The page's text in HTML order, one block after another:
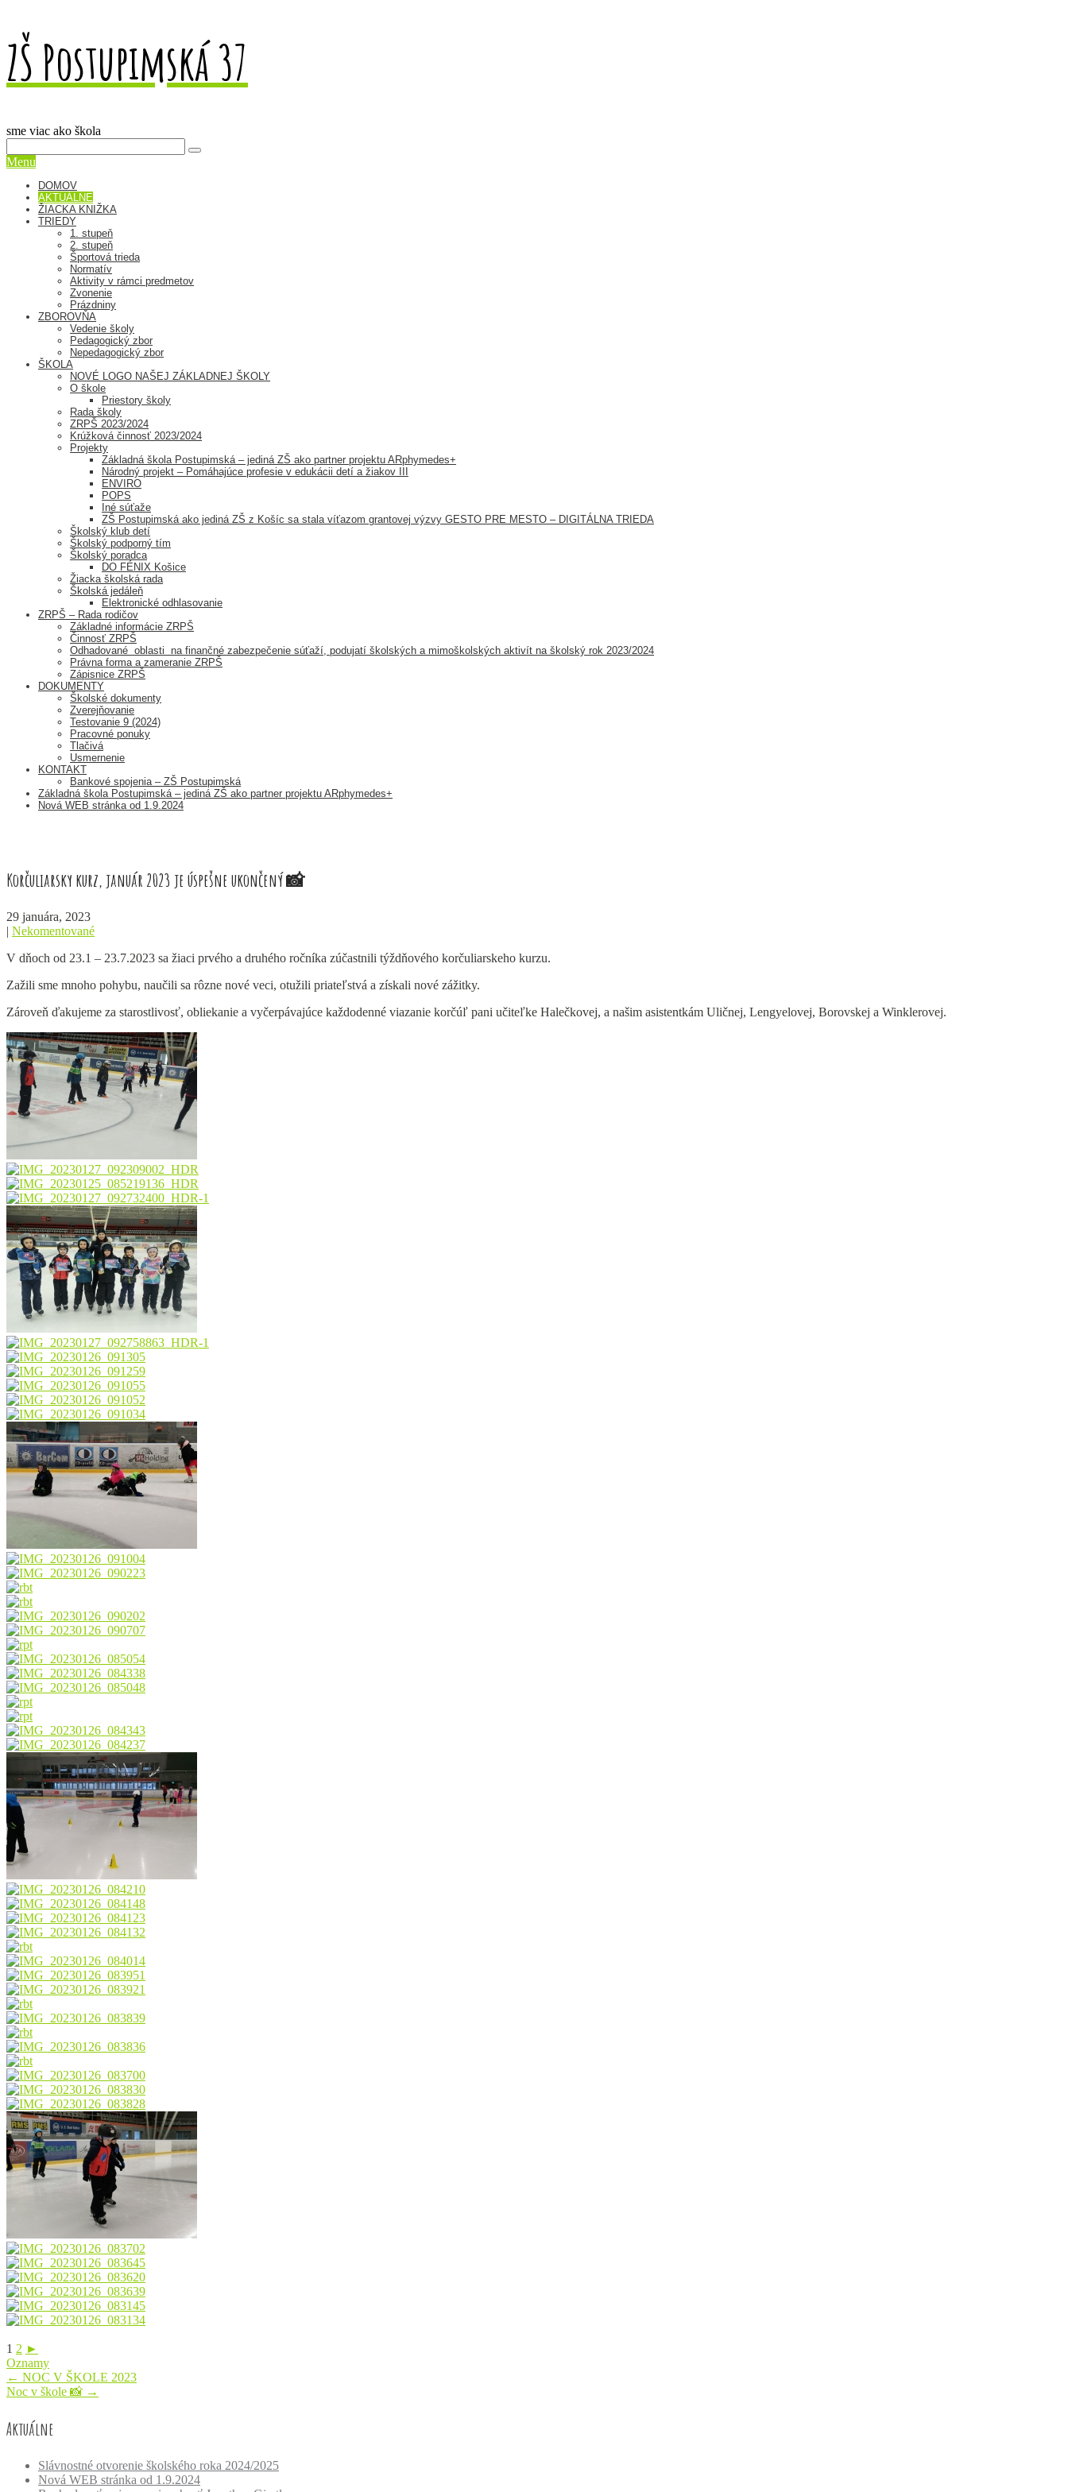
ZŠ Postupimská 37
sme viac ako škola
Menu
DOMOV
AKTUÁLNE
ŽIACKA KNIŽKA
TRIEDY
1. stupeň
2. stupeň
Športová trieda
Normatív
Aktivity v rámci predmetov
Zvonenie
Prázdniny
ZBOROVŇA
Vedenie školy
Pedagogický zbor
Nepedagogický zbor
ŠKOLA
NOVÉ LOGO NAŠEJ ZÁKLADNEJ ŠKOLY
O škole
Priestory školy
Rada školy
ZRPŠ 2023/2024
Krúžková činnosť 2023/2024
Projekty
Základná škola Postupimská – jediná ZŠ ako partner projektu ARphymedes+
Národný projekt – Pomáhajúce profesie v edukácii detí a žiakov III
ENVIRO
POPS
Iné súťaže
ZŠ Postupimská ako jediná ZŠ z Košíc sa stala víťazom grantovej výzvy GESTO PRE MESTO – DIGITÁLNA TRIEDA
Školský klub detí
Školský podporný tím
Školský poradca
DO FÉNIX Košice
Žiacka školská rada
Školská jedáleň
Elektronické odhlasovanie
ZRPŠ – Rada rodičov
Základné informácie ZRPŠ
Činnosť ZRPŠ
Odhadované oblasti na finančné zabezpečenie súťaží, podujatí školských a mimoškolských aktivít na školský rok 2023/2024
Právna forma a zameranie ZRPŠ
Zápisnice ZRPŠ
DOKUMENTY
Školské dokumenty
Zverejňovanie
Testovanie 9 (2024)
Pracovné ponuky
Tlačivá
Usmernenie
KONTAKT
Bankové spojenia – ZŠ Postupimská
Základná škola Postupimská – jediná ZŠ ako partner projektu ARphymedes+
Nová WEB stránka od 1.9.2024
Korčuliarsky kurz, január 2023 je úspešne ukončený 📸
29 januára, 2023
| Nekomentované
V dňoch od 23.1 – 23.7.2023 sa žiaci prvého a druhého ročníka zúčastnili týždňového korčuliarskeho kurzu.
Zažili sme mnoho pohybu, naučili sa rôzne nové veci, otužili priateľstvá a získali nové zážitky.
Zároveň ďakujeme za starostlivosť, obliekanie a vyčerpávajúce každodenné viazanie korčúľ pani učiteľke Halečkovej, a našim asistentkám Uličnej, Lengyelovej, Borovskej a Winklerovej.
1 2 ►
Oznamy
Post
navigation
← NOC V ŠKOLE 2023
Noc v škole 📸 →
Aktuálne
Slávnostné otvorenie školského roka 2024/2025
Nová WEB stránka od 1.9.2024